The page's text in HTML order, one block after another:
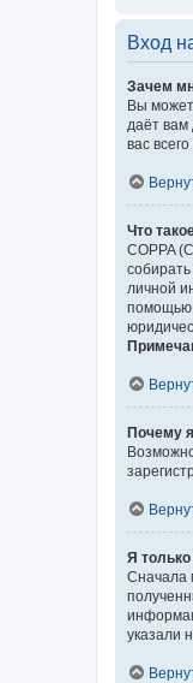
Вход
Зачем
Вы
даёт вам
вас
Что
COPPA
личной
помощью
Почему я
Я только
Сначала
указали